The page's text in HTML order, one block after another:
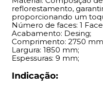
Permite cortes em
de orientação de fibras,
design; Superfície
comuns em madeiras
Alta durabilidade e
relação custo-benefício;
projetos.
reflorestamento,
proporcionando um
Número de faces: 1 Face
Acabamento: Desing;
Comprimento: 2750
Largura: 1850 mm;
Espessuras: 9 mm;
Indicação: